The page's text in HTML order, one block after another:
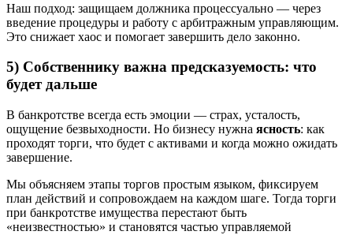
Наш подход: защищаем должника процессуально — через
введение процедуры и работу с арбитражным управляющим.
Это снижает хаос и помогает завершить дело законно.
5) Собственнику важна предсказуемость: что
будет дальше
В банкротстве всегда есть эмоции — страх, усталость,
ощущение безвыходности. Но бизнесу нужна ясность: как
проходят торги, что будет с активами и когда можно ожидать
завершение.
Мы объясняем этапы торгов простым языком, фиксируем
план действий и сопровождаем на каждом шаге. Тогда торги
при банкротстве имущества перестают быть
«неизвестностью» и становятся частью управляемой